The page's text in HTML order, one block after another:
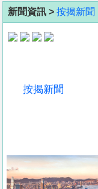
地
產
置
新聞資訊 > 按揭新聞
按揭新聞